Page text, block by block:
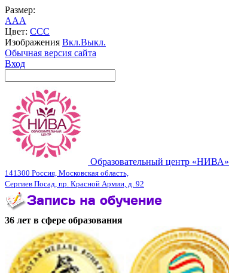
Размер:
AAA
Цвет: CCC
Изображения Вкл.Выкл.
Обычная версия сайта
Вход
Образовательный центр «НИВА»
141300 Россия, Московская область,
Сергиев Посад, пр. Красной Армии, д. 92
36 лет в сфере образования